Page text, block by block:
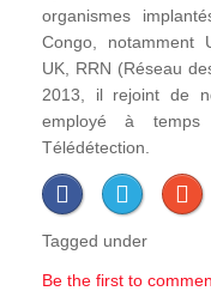
organismes
Congo, notamment
UK, RRN (Réseau
2013, il rejoint de
employé à
Télédétection.
Tagged under
Be the first to